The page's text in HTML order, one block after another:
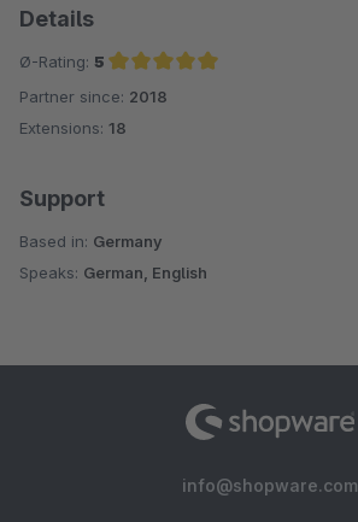
Details
Ø-Rating: 5
Average rating of 5 out of 5 stars
Partner since: 2018
Extensions: 18
Support
Based in: Germany
Speaks: German, English
info@shopware.com